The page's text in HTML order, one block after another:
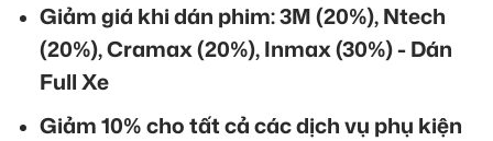
Giảm giá khi dán phim: 3M (20%), Ntech
(20%), Cramax (20%), Inmax (30%) - Dán
Full Xe
Giảm 10% cho tất cả các dịch vụ phụ kiện